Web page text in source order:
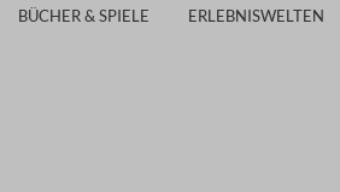
BÜCHER & SPIELE ERLEBNISWELTEN